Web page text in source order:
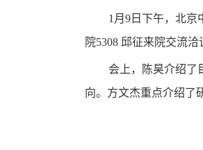
1月9日下午，北京
院5308 邱征来院交流
会上，陈昊介绍了
向。方文杰重点介绍了